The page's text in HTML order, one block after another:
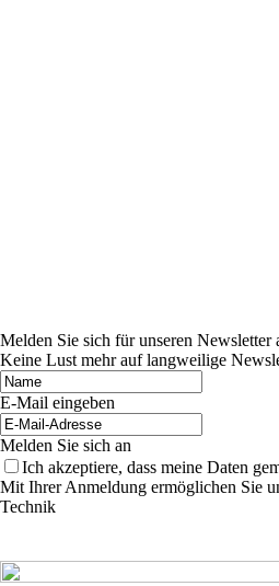
Melden Sie sich für unseren Newsletter
Keine Lust mehr auf langweilige
E-Mail eingeben
Melden Sie sich an
Ich akzeptiere, dass meine Daten
Mit Ihrer Anmeldung ermöglichen Sie
Technik